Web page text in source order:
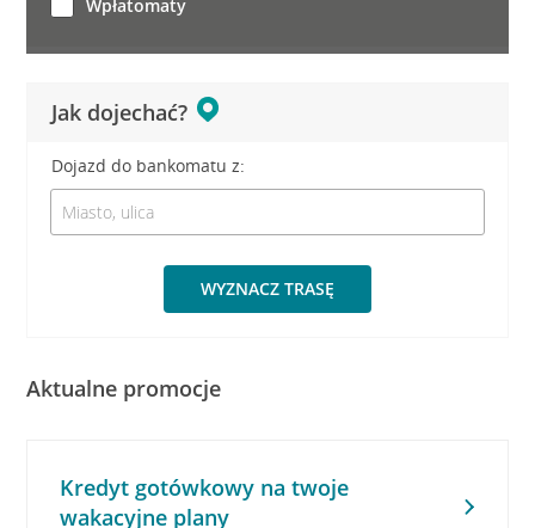
Jak dojechać?
Dojazd do bankomatu z:
WYZNACZ TRASĘ
Wpłatomaty
Aktualne promocje
Kredyt gotówkowy na twoje
wakacyjne plany